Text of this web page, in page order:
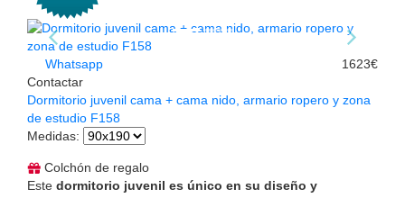
Whatsapp
Contactar
1623€
Dormitorio juvenil cama + cama nido, armario ropero y zona
de estudio F158
Medidas:
Colchón de regalo
Este dormitorio juvenil es único en su diseño y